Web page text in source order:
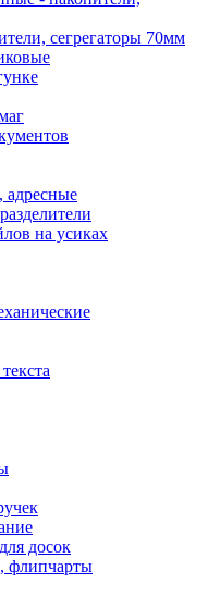
сегрегаторы 70мм
адресные
на усиках
досок
флипчарты